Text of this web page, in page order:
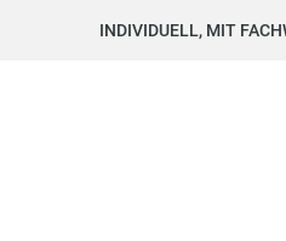
INDIVIDUELL, MIT